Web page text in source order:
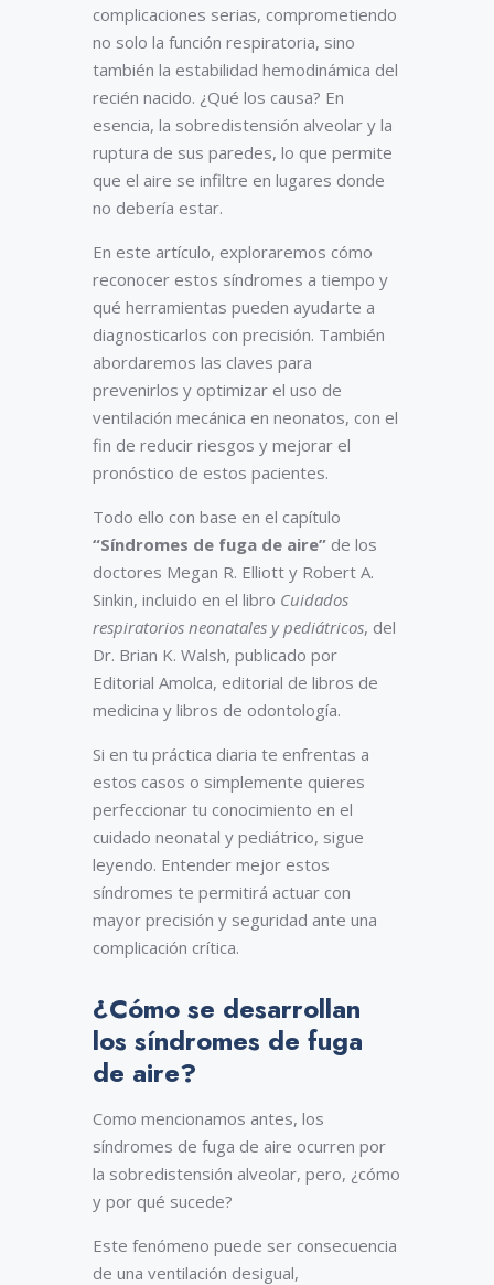
complicaciones serias, comprometiendo
no solo la función respiratoria, sino
también la estabilidad hemodinámica del
recién nacido. ¿Qué los causa? En
esencia, la sobredistensión alveolar y la
ruptura de sus paredes, lo que permite
que el aire se infiltre en lugares donde
no debería estar.
En este artículo, exploraremos cómo
reconocer estos síndromes a tiempo y
qué herramientas pueden ayudarte a
diagnosticarlos con precisión. También
abordaremos las claves para
prevenirlos y optimizar el uso de
ventilación mecánica en neonatos, con el
fin de reducir riesgos y mejorar el
pronóstico de estos pacientes.
Todo ello con base en el capítulo
“Síndromes de fuga de aire” de los
doctores Megan R. Elliott y Robert A.
Sinkin, incluido en el libro Cuidados
respiratorios neonatales y pediátricos, del
Dr. Brian K. Walsh, publicado por
Editorial Amolca, editorial de libros de
medicina y libros de odontología.
Si en tu práctica diaria te enfrentas a
estos casos o simplemente quieres
perfeccionar tu conocimiento en el
cuidado neonatal y pediátrico, sigue
leyendo. Entender mejor estos
síndromes te permitirá actuar con
mayor precisión y seguridad ante una
complicación crítica.
¿Cómo se desarrollan
los síndromes de fuga
de aire?
Como mencionamos antes, los
síndromes de fuga de aire ocurren por
la sobredistensión alveolar, pero, ¿cómo
y por qué sucede?
Este fenómeno puede ser consecuencia
de una ventilación desigual,